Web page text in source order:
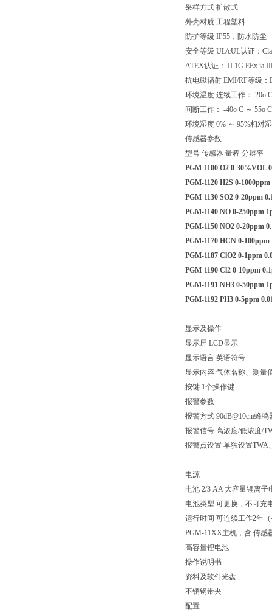
采样方式 扩散式
外壳材质 工程塑料
防护等级 IP55，防水防尘
安全等级 UL/cUL认证：
ATEX认证： II 1G EEx ia
抗电磁辐射 EMI/RF等级：
环境温度 连续工作：-20o
间断工作： -40o C ～ 55o C
环境湿度 0% ～ 95%相对
传感器参数
型号 传感器 量程 分辨率
PGM-1100 O2 0-30%VOL
PGM-1120 H2S 0-
PGM-1130 SO2 0-20ppm
PGM-1140 NO 0-250ppm
PGM-1150 NO2 0-20ppm
PGM-1170 HCN 0-100ppm
PGM-1187 ClO2 0-1ppm
PGM-1190 Cl2 0-10ppm
PGM-1191 NH3 0-50ppm
PGM-1192 PH3 0-5ppm
显示及操作
显示屏 LCD显示
显示语言 英语符号
显示内容 气体名称、测量
按键 1个操作键
报警参数
报警方式 90dB@10cm蜂
报警信号 高浓度/低浓度/
报警点设置 单独设置TWA
电源
电池 2/3 AA 大容量锂离子
电池类型 可更换，不可充
运行时间 可连续工作2年
PGM-11XX主机，含 传感
高容量锂电池
操作说明书
资料及软件光盘
不锈钢带夹
配置